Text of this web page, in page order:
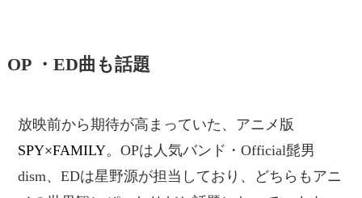
OP ・ED曲も話題
放映前から期待が高まっていた、アニメ版
SPY×FAMILY。OPは人気バンド・Official髭男
dism、EDは星野源が担当しており、どちらもアニ